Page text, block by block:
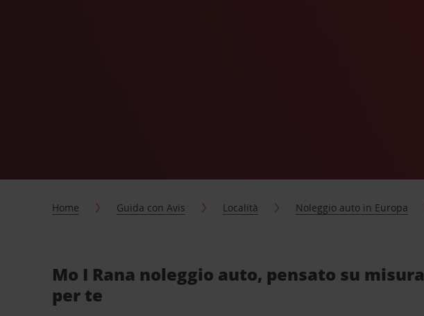
Home Guida con Avis Località Noleggio auto in Europa
Mo I Rana noleggio auto, pensato su misura
per te